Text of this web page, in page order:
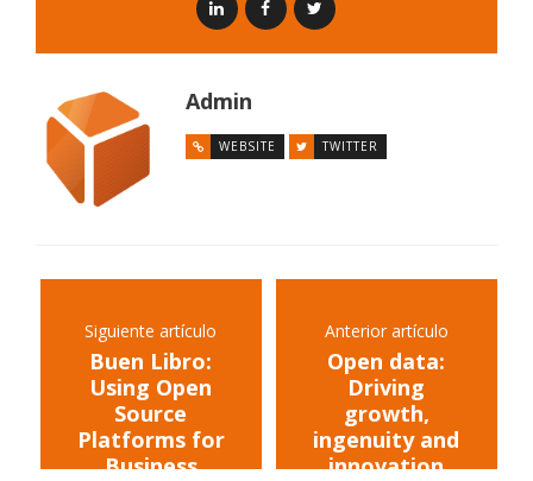
Admin
WEBSITE TWITTER
Siguiente artículo
Buen Libro:
Using Open
Source
Platforms for
Business
Anterior artículo
Open data:
Driving
growth,
ingenuity and
innovation